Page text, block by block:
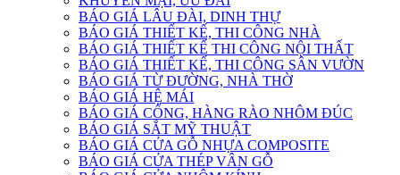
BÁO GIÁ LÂU ĐÀI, DINH THỰ
BÁO GIÁ THIẾT KẾ, THI CÔNG NHÀ
BÁO GIÁ THIẾT KẾ THI CÔNG NỘI THẤT
BÁO GIÁ THIẾT KẾ, THI CÔNG SÂN VƯỜN
BÁO GIÁ TỪ ĐƯỜNG, NHÀ THỜ
BÁO GIÁ HỆ MÁI
BÁO GIÁ CỔNG, HÀNG RÀO NHÔM ĐÚC
BÁO GIÁ SẮT MỸ THUẬT
BÁO GIÁ CỬA GỖ NHỰA COMPOSITE
BÁO GIÁ CỬA THÉP VÂN GỖ